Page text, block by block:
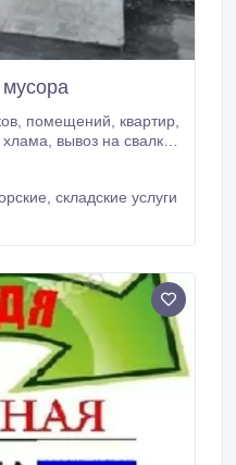
мусора
город,
складские услуги